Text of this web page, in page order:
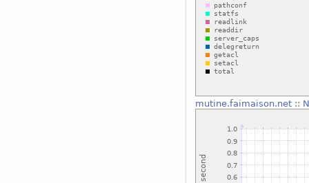
mutine.faimaison.net::